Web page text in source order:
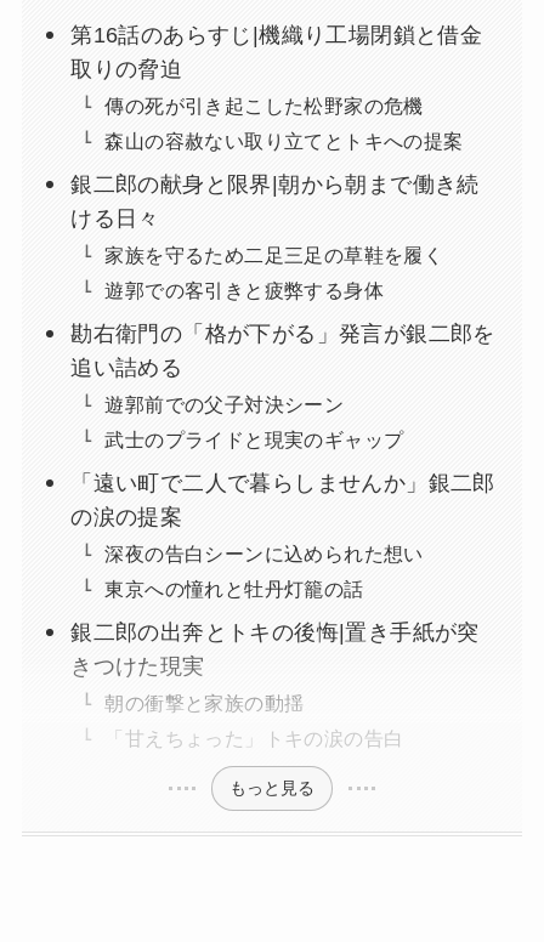
第16話のあらすじ|機織り工場閉鎖と借金
取りの脅迫
傳の死が引き起こした松野家の危機
森山の容赦ない取り立てとトキへの提案
銀二郎の献身と限界|朝から朝まで働き続
ける日々
家族を守るため二足三足の草鞋を履く
遊郭での客引きと疲弊する身体
勘右衛門の「格が下がる」発言が銀二郎を
追い詰める
遊郭前での父子対決シーン
武士のプライドと現実のギャップ
「遠い町で二人で暮らしませんか」銀二郎
の涙の提案
深夜の告白シーンに込められた想い
東京への憧れと牡丹灯籠の話
銀二郎の出奔とトキの後悔|置き手紙が突
きつけた現実
朝の衝撃と家族の動揺
「甘えちょった」トキの涙の告白
もっと見る